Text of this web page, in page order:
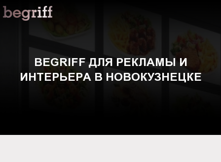
BEGRIFF
рекламы
в
BEGRIFF ДЛЯ РЕКЛАМЫ И
ИНТЕРЬЕРА В НОВОКУЗНЕЦКЕ
ООО
"Компания
620016
д.